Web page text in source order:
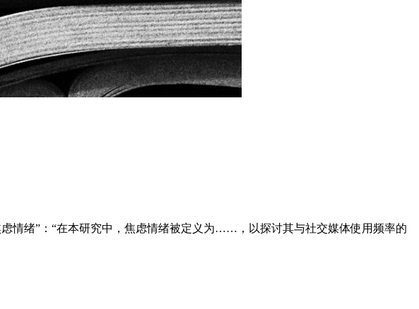
情绪”：“在本研究中，焦虑情绪被定义为……，以探讨其与社交媒体使用频率的